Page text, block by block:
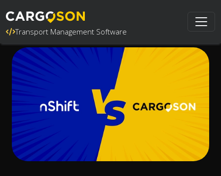
Transport Management Software